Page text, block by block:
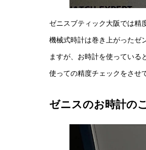
ゼニスブティック大阪では精
機械式時計は巻き上がったゼ
ますが、お時計を使っている
使っての精度チェックをさせ
ゼニスのお時計の